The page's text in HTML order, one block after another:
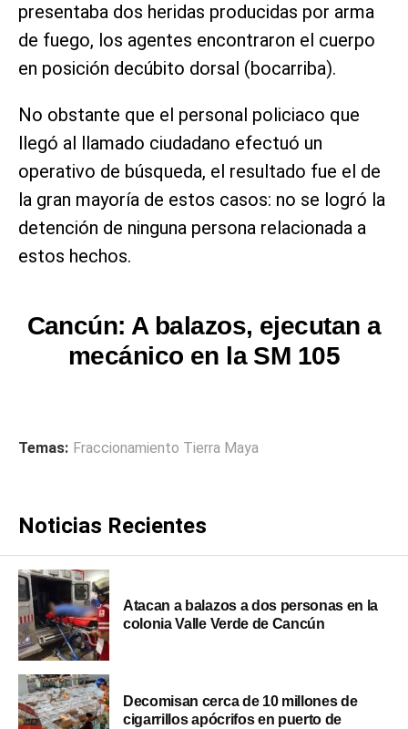
presentaba dos heridas producidas por arma
de fuego, los agentes encontraron el cuerpo
en posición decúbito dorsal (bocarriba).
No obstante que el personal policiaco que
llegó al llamado ciudadano efectuó un
operativo de búsqueda, el resultado fue el de
la gran mayoría de estos casos: no se logró la
detención de ninguna persona relacionada a
estos hechos.
Cancún: A balazos, ejecutan a
mecánico en la SM 105
Temas: Fraccionamiento Tierra Maya
Noticias Recientes
Atacan a balazos a dos personas en la
colonia Valle Verde de Cancún
Decomisan cerca de 10 millones de
cigarrillos apócrifos en puerto de